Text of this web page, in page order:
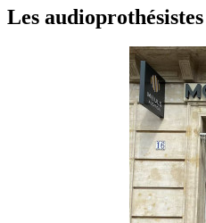
Moyens de transport
Bus - La Citadelle
Bus - Montmorency
Bus - Caraussane
Leaflet
Les